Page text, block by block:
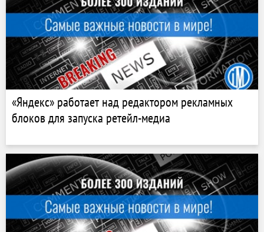
«Яндекс» работает над редактором рекламных
блоков для запуска ретейл-медиа